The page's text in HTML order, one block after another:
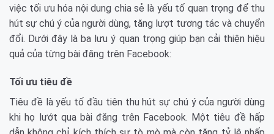
việc tối ưu hóa nội dung chia sẻ là yếu tố quan trọng để thu
hút sự chú ý của người dùng, tăng lượt tương tác và chuyển
đổi. Dưới đây là ba lưu ý quan trọng giúp bạn cải thiện hiệu
quả của từng bài đăng trên Facebook:
Tối ưu tiêu đề
Tiêu đề là yếu tố đầu tiên thu hút sự chú ý của người dùng
khi họ lướt qua bài đăng trên Facebook. Một tiêu đề hấp